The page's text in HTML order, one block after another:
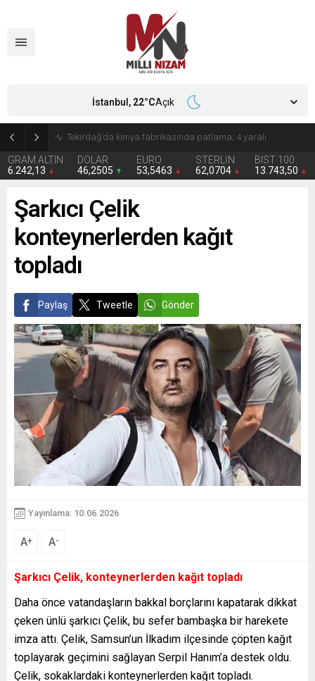
GRAM ALTIN
6.242,13
DOLAR
46,2505
EURO
53,5463
STERLİN
62,0704
BIST 100
13.743,50
İstanbul, 22°CAçık
Şarkıcı Çelik
konteynerlerden kağıt
topladı
Paylaş Tweetle Gönder
Yayınlama: 10.06.2026
A+ A-
Şarkıcı Çelik, konteynerlerden kağıt topladı
Daha önce vatandaşların bakkal borçlarını kapatarak dikkat
çeken ünlü şarkıcı Çelik, bu sefer bambaşka bir harekete
imza attı. Çelik, Samsun’un İlkadım ilçesinde çöpten kağıt
toplayarak geçimini sağlayan Serpil Hanım’a destek oldu.
Çelik, sokaklardaki konteynerlerden kağıt topladı.